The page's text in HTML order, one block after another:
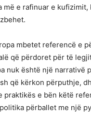
më e rafinuar e kufizimit,
mbetet referencë e
që përdoret për të
nuk është një narrativë
që kërkon përputhje,
praktikës e bën këtë
përballet me një